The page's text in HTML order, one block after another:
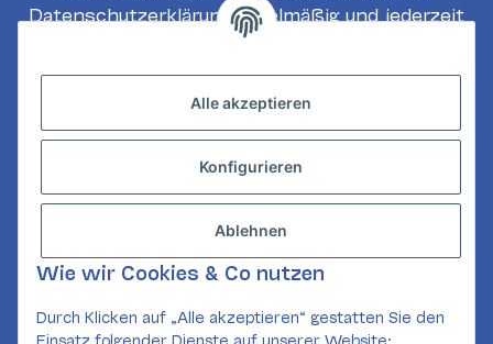
Datenschutzerklärungregelmäßig und jederzeit
widerruflich Informationen zu Ihrem
GESETZLICHE INFORMATIONEN
KONTAKT
Alle akzeptieren
Konfigurieren
Ablehnen
Wie wir Cookies & Co nutzen
Durch Klicken auf „Alle akzeptieren“ gestatten Sie den
Einsatz folgender Dienste auf unserer Website: